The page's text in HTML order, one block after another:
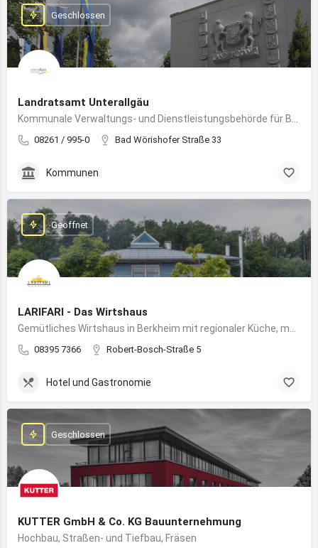
Landratsamt Unterallgäu
08261 / 995-0 Bad Wörishofer Straße 33
Geschlossen
Kommunen
LARIFARI - Das Wirtshaus
08395 7366 Robert-Bosch-Straße 5
Geöffnet
Hotel und Gastronomie
KUTTER GmbH & Co. KG Bauunternehmung
Hochbau, Straßen- und Tiefbau, Fräsen
Geschlossen